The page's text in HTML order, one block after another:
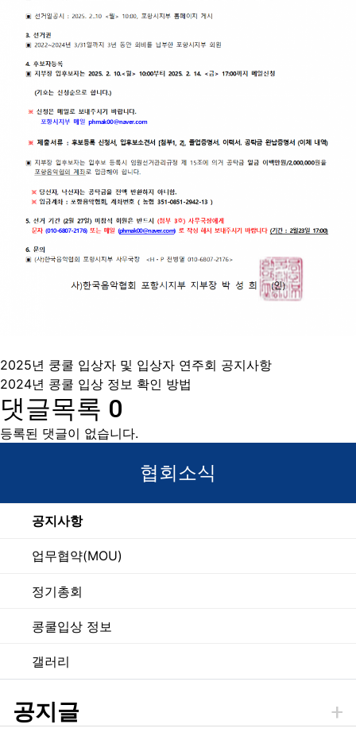
2025년 쿵쿨 입상자 및 입상자 연주회 공지사항
2024년 콩쿨 입상 정보 확인 방법
댓글목록 0
등록된 댓글이 없습니다.
협회소식
공지사항
업무협약(MOU)
정기총회
콩쿨입상 정보
갤러리
공지글